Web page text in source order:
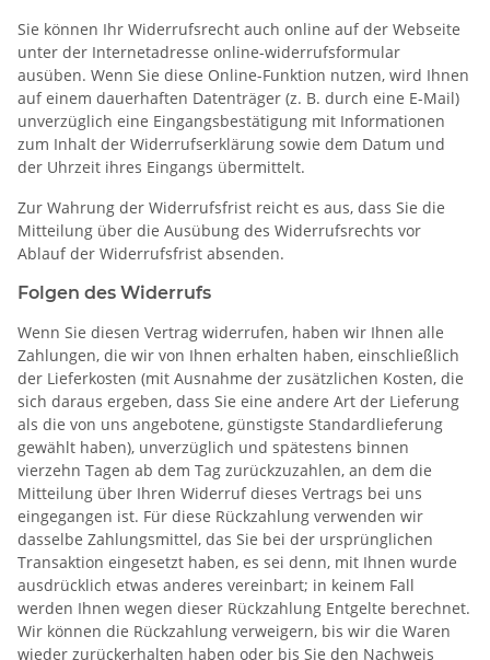
Sie können Ihr Widerrufsrecht auch online auf der Webseite
unter der Internetadresse online-widerrufsformular
ausüben. Wenn Sie diese Online-Funktion nutzen, wird Ihnen
auf einem dauerhaften Datenträger (z. B. durch eine E-Mail)
unverzüglich eine Eingangsbestätigung mit Informationen
zum Inhalt der Widerrufserklärung sowie dem Datum und
der Uhrzeit ihres Eingangs übermittelt.
Zur Wahrung der Widerrufsfrist reicht es aus, dass Sie die
Mitteilung über die Ausübung des Widerrufsrechts vor
Ablauf der Widerrufsfrist absenden.
Folgen des Widerrufs
Wenn Sie diesen Vertrag widerrufen, haben wir Ihnen alle
Zahlungen, die wir von Ihnen erhalten haben, einschließlich
der Lieferkosten (mit Ausnahme der zusätzlichen Kosten, die
sich daraus ergeben, dass Sie eine andere Art der Lieferung
als die von uns angebotene, günstigste Standardlieferung
gewählt haben), unverzüglich und spätestens binnen
vierzehn Tagen ab dem Tag zurückzuzahlen, an dem die
Mitteilung über Ihren Widerruf dieses Vertrags bei uns
eingegangen ist. Für diese Rückzahlung verwenden wir
dasselbe Zahlungsmittel, das Sie bei der ursprünglichen
Transaktion eingesetzt haben, es sei denn, mit Ihnen wurde
ausdrücklich etwas anderes vereinbart; in keinem Fall
werden Ihnen wegen dieser Rückzahlung Entgelte berechnet.
Wir können die Rückzahlung verweigern, bis wir die Waren
wieder zurückerhalten haben oder bis Sie den Nachweis